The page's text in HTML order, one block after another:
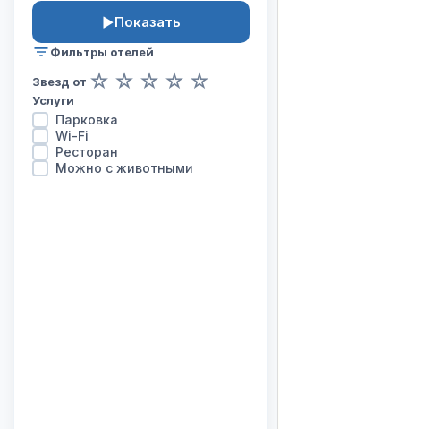
Показать
Фильтры отелей
Звезд от ☆ ☆ ☆ ☆ ☆
Услуги
Парковка
Wi-Fi
Ресторан
Можно с животными